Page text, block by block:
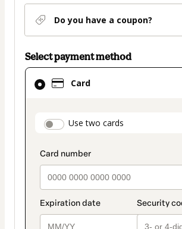
Do you have a coupon?
Select payment method
Card
Use two cards
Card
selected
method